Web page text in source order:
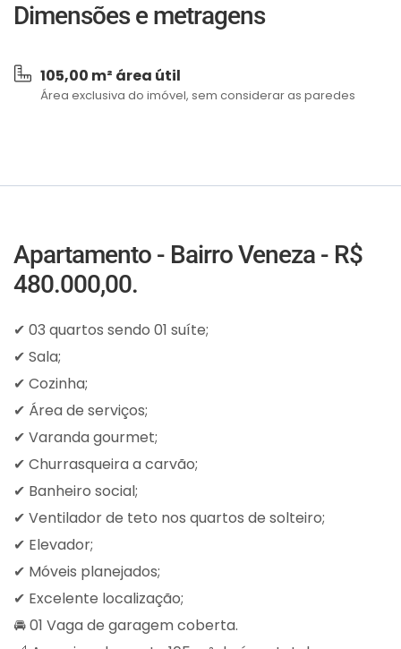
Dimensões e metragens
105,00 m² área útil
Área exclusiva do imóvel, sem considerar as paredes
Apartamento - Bairro Veneza - R$
480.000,00.
✔ 03 quartos sendo 01 suíte;
✔ Sala;
✔ Cozinha;
✔ Área de serviços;
✔ Varanda gourmet;
✔ Churrasqueira a carvão;
✔ Banheiro social;
✔ Ventilador de teto nos quartos de solteiro;
✔ Elevador;
✔ Móveis planejados;
✔ Excelente localização;
🚘 01 Vaga de garagem coberta.